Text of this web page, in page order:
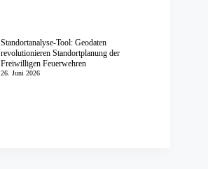
Standortanalyse-Tool: Geodaten
revolutionieren Standortplanung der
Freiwilligen Feuerwehren
26. Juni 2026